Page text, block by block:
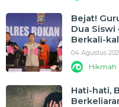
Bejat!
Dua Siswi
Berkali-
04 Agustus
Hikmah
Hati-hati,